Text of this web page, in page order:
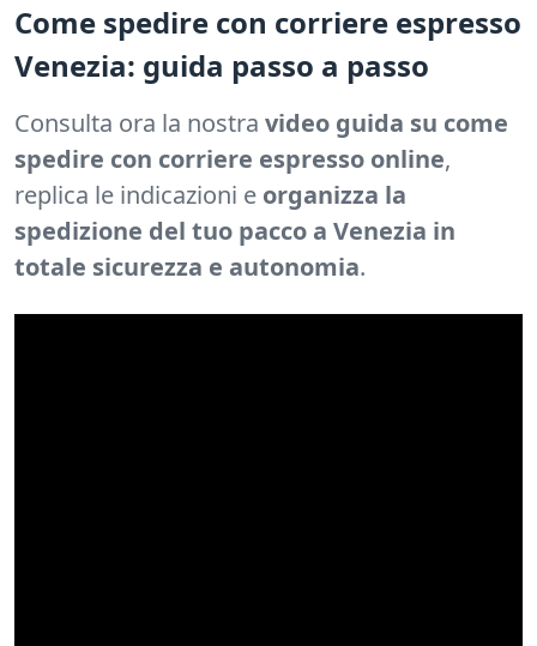
Come spedire con corriere espresso
Venezia: guida passo a passo
Consulta ora la nostra video guida su come
spedire con corriere espresso online,
replica le indicazioni e organizza la
spedizione del tuo pacco a Venezia in
totale sicurezza e autonomia.